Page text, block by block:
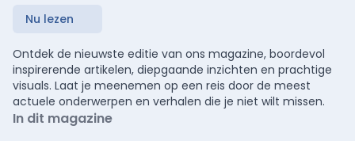
Nu lezen
Ontdek de nieuwste editie van ons magazine, boordevol
inspirerende artikelen, diepgaande inzichten en prachtige
visuals. Laat je meenemen op een reis door de meest
actuele onderwerpen en verhalen die je niet wilt missen.
In dit magazine